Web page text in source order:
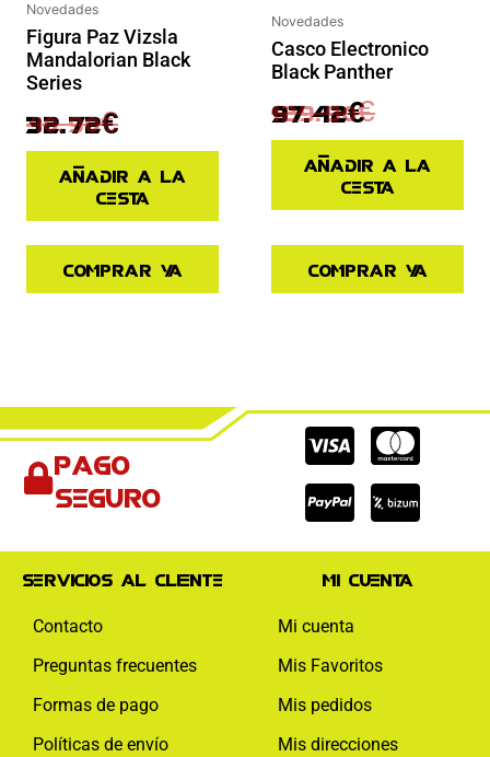
Novedades
Figura Paz Vizsla
Mandalorian Black
Series
40.90€
32.72€
Añadir a la
cesta
Comprar ya
Novedades
Casco Electronico
Black Panther
129.90€
97.42€
Añadir a la
cesta
Comprar ya
Pago
seguro
Cc-
visa
Cc-
Cc-
paypal
Servicios al cliente
Contacto
Preguntas frecuentes
Formas de pago
Políticas de envío
Mi cuenta
Mi cuenta
Mis Favoritos
Mis pedidos
Mis direcciones